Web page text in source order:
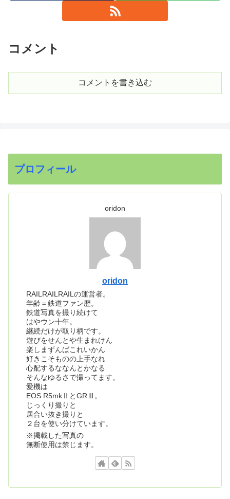
コメント
コメントを書き込む
プロフィール
oridon
oridon
RAILRAILRAILの運営者。
年齢＝鉄道ファン歴。
鉄道写真を撮り続けて
はやウン十年。
継続だけが取り柄です。
遊びをせんとや生まれけん
楽しまずんばこれいかん
好きこそものの上手なれ
心配するななんとかなる
そんなゆるさで撮ってます。
愛機は
EOS R5mkⅡとGRⅢ。
じっくり撮りと
居合い抜き撮りと
２台を使い分けています。
※掲載した写真の
無断使用は禁じます。